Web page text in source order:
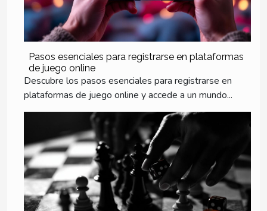
Pasos esenciales para registrarse en plataformas
de juego online
Descubre los pasos esenciales para registrarse en
plataformas de juego online y accede a un mundo...